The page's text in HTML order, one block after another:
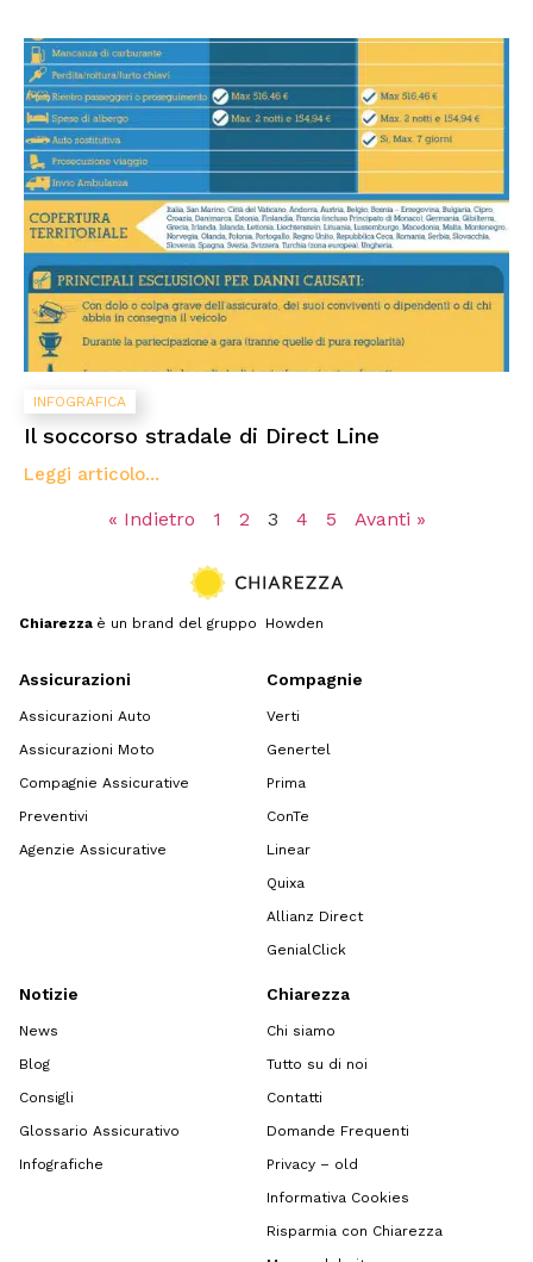
INFOGRAFICA
Il soccorso stradale di Direct Line
Leggi articolo...
« Indietro 1 2 3 4 5 Avanti »
Chiarezza è un brand del gruppo Howden
Assicurazioni
Assicurazioni Auto
Assicurazioni Moto
Compagnie Assicurative
Preventivi
Agenzie Assicurative
Compagnie
Verti
Genertel
Prima
ConTe
Linear
Quixa
Allianz Direct
GenialClick
Notizie
News
Blog
Consigli
Glossario Assicurativo
Infografiche
Chiarezza
Chi siamo
Tutto su di noi
Contatti
Domande Frequenti
Privacy – old
Informativa Cookies
Risparmia con Chiarezza